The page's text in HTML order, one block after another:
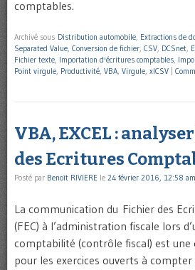
comptables.
Archivé sous Distribution automobile, Extractions de
Separated Value, Conversion de fichier, CSV, DCSnet,
Fichier texte, Importation d'écritures comptables,
Point virgule, Productivité, VBA, Virgule, xlCSV
VBA, EXCEL :
des Ecritures
Posté par Benoît RIVIERE le 24 février 2016, 12:58 am
La communication du Fichier des
(FEC) à l’administration fiscale lors
comptabilité (contrôle fiscal) est
pour les exercices ouverts à